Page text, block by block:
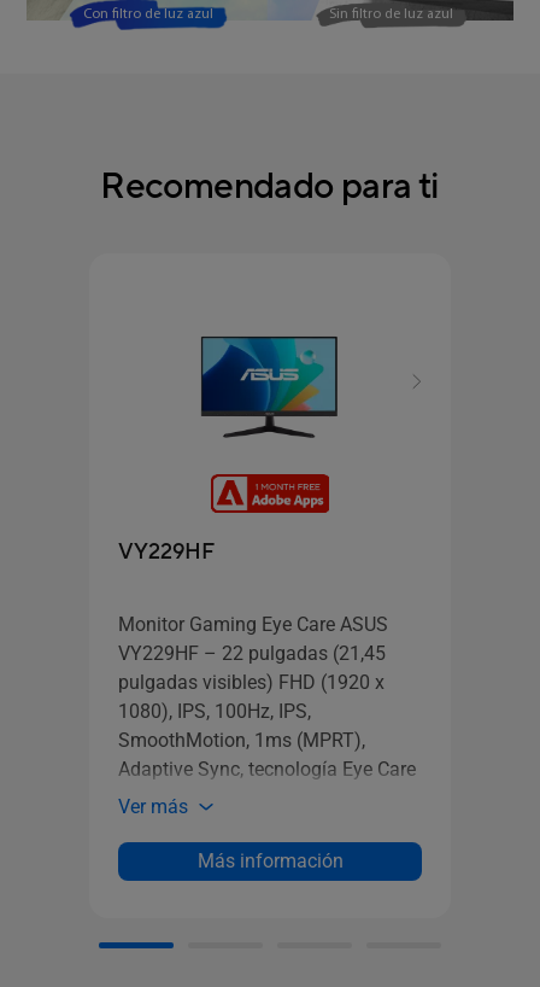
Con filtro de luz azul Sin filtro de luz azul
Recomendado para ti
VY229HF
Monitor Gaming Eye Care ASUS
VY229HF – 22 pulgadas (21,45
pulgadas visibles) FHD (1920 x
1080), IPS, 100Hz, IPS,
SmoothMotion, 1ms (MPRT),
Adaptive Sync, tecnología Eye Care
Plus, Filtro de Luz Azul, Flicker Free,
Ver más
Más información